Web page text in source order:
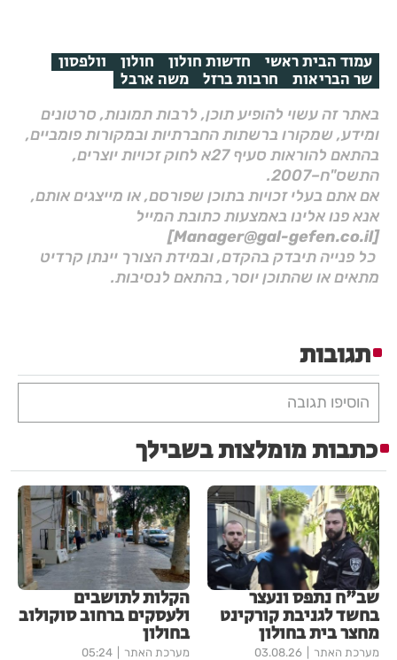
עמוד הבית ראשי חדשות חולון חולון וולפסון
שר הבריאות חרבות ברזל משה ארבל
באתר זה עשוי להופיע תוכן, לרבות תמונות, סרטונים
ומידע, שמקורו ברשתות החברתיות ובמקורות פומביים,
בהתאם להוראות סעיף 27א לחוק זכויות יוצרים,
התשס"ח–2007.
אם אתם בעלי זכויות בתוכן שפורסם, או מייצגים אותם,
אנא פנו אלינו באמצעות כתובת המייל
[Manager@gal-gefen.co.il]
כל פנייה תיבדק בהקדם, ובמידת הצורך יינתן קרדיט
מתאים או שהתוכן יוסר, בהתאם לנסיבות.
תגובות
הוסיפו תגובה
כתבות מומלצות בשבילך
שב"ח נתפס ונעצר
בחשד לגניבת קורקינט
מחצר בית בחולון
מערכת האתר 03.08.26
הקלות לתושבים
ולעסקים ברחוב סוקולוב
בחולון
מערכת האתר 05:24